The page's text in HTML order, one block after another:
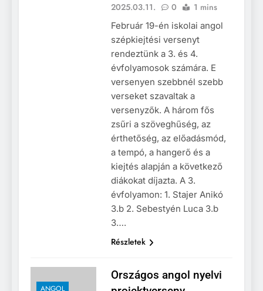
2025.03.11.
0 1 mins
Február 19-én iskolai angol
szépkiejtési versenyt
rendeztünk a 3. és 4.
évfolyamosok számára. E
versenyen szebbnél szebb
verseket szavaltak a
versenyzők. A három fős
zsűri a szöveghűség, az
érthetőség, az előadásmód,
a tempó, a hangerő és a
kiejtés alapján a következő
diákokat díjazta. A 3.
évfolyamon: 1. Stajer Anikó
3.b 2. Sebestyén Luca 3.b
3….
Részletek
ANGOL
Országos angol nyelvi